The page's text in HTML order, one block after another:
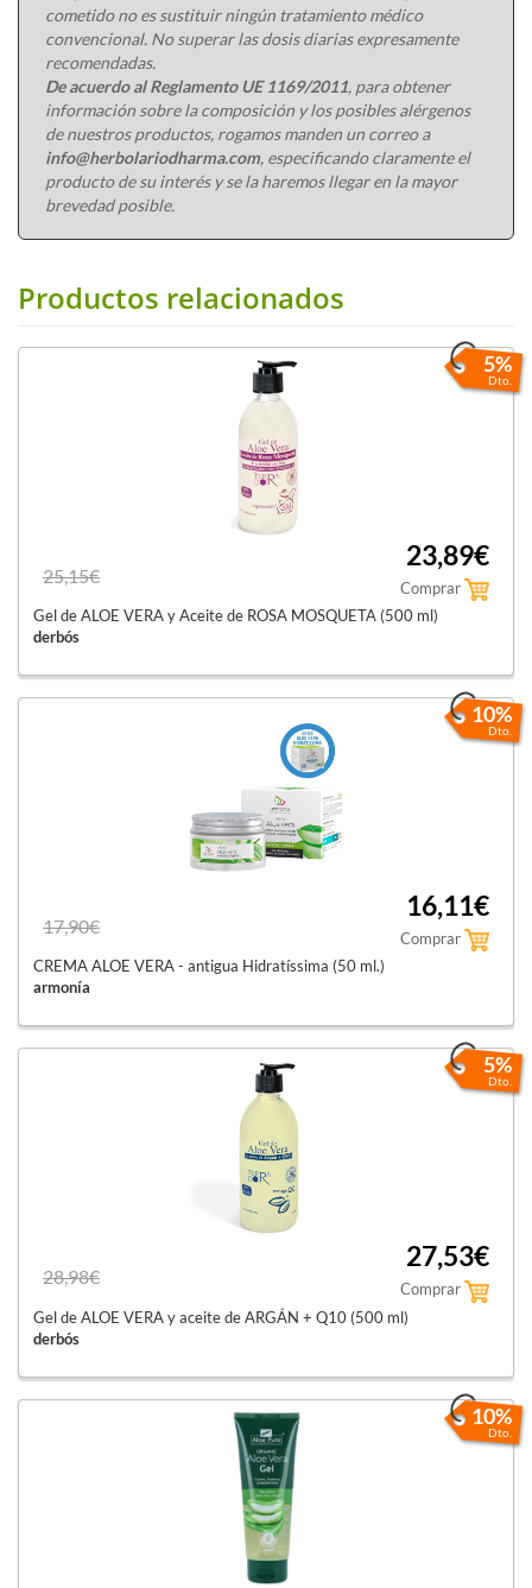
cometido no es sustituir ningún tratamiento médico
convencional. No superar las dosis diarias expresamente
recomendadas.
De acuerdo al Reglamento UE 1169/2011, para obtener
información sobre la composición y los posibles alérgenos
de nuestros productos, rogamos manden un correo a
info@herbolariodharma.com, especificando claramente el
producto de su interés y se la haremos llegar en la mayor
brevedad posible.
Productos relacionados
5%
Dto.
25,15€
23,89€
Comprar
Gel de ALOE VERA y Aceite de ROSA MOSQUETA (500 ml)
derbós
10%
Dto.
17,90€
16,11€
Comprar
CREMA ALOE VERA - antigua Hidratíssima (50 ml.)
armonía
5%
Dto.
28,98€
27,53€
Comprar
Gel de ALOE VERA y aceite de ARGÁN + Q10 (500 ml)
derbós
10%
Dto.